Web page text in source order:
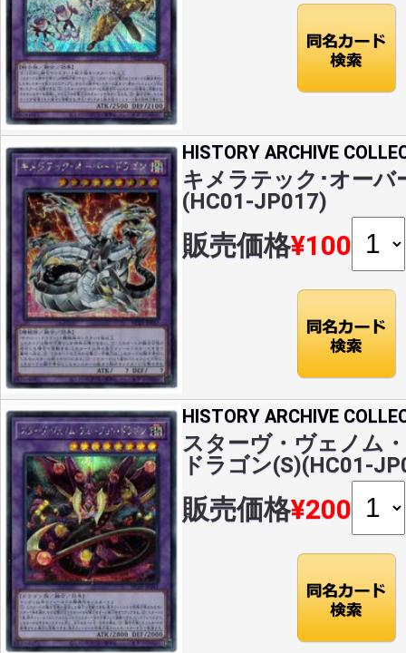
HISTORY ARCHIVE
キメラテック･オーバ
(HC01-JP017)
販売価格¥100
HISTORY ARCHIVE
スターヴ・ヴェノム
ドラゴン(S)(HC01-
販売価格¥200